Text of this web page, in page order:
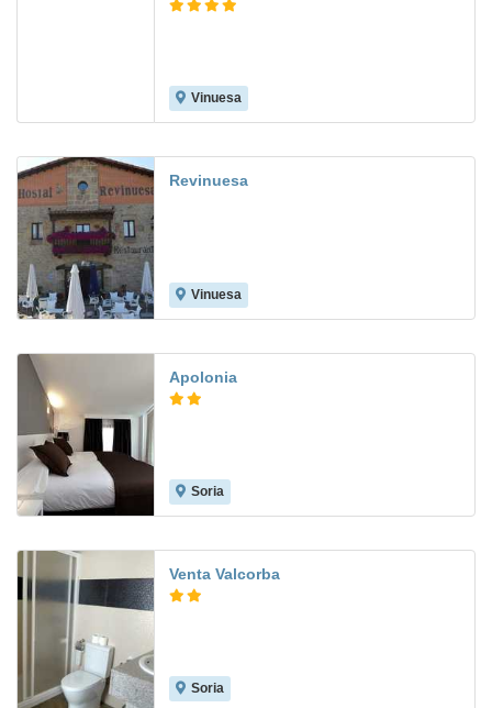
Vinuesa
Revinuesa
Vinuesa
Apolonia
Soria
Venta Valcorba
Soria